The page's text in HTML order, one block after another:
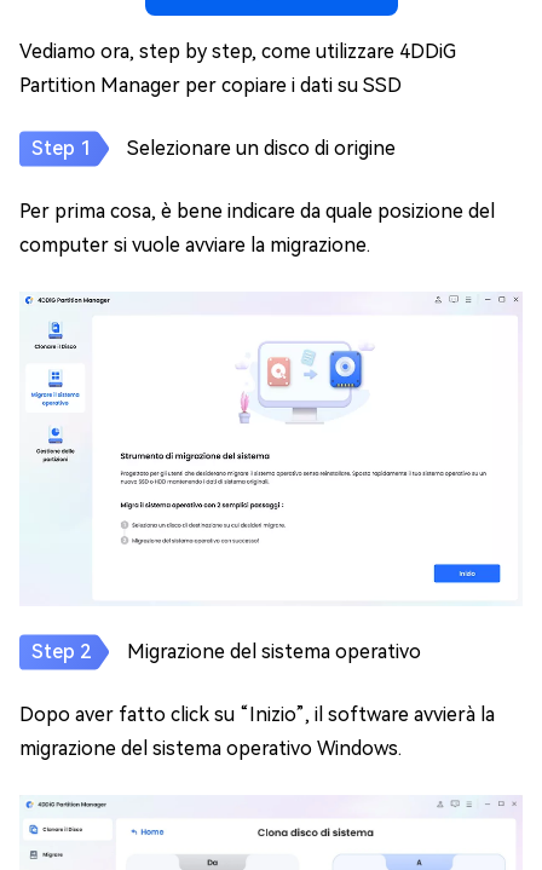
Vediamo ora, step by step, come utilizzare 4DDiG
Partition Manager per copiare i dati su SSD
Selezionare un disco di origine
Per prima cosa, è bene indicare da quale posizione del
computer si vuole avviare la migrazione.
Migrazione del sistema operativo
Dopo aver fatto click su “Inizio”, il software avvierà la
migrazione del sistema operativo Windows.